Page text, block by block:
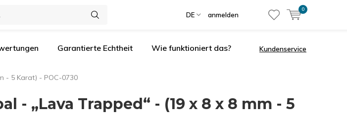
DE anmelden
0
Garantierte Echtheit Wie funktioniert das? Kundenservice
- 5 Karat) - POC-0730
„Lava Trapped“ - (19 x 8 x 8 mm - 5